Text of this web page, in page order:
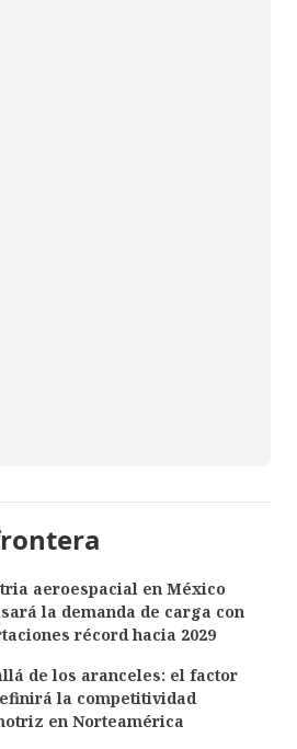
aeroespacial en México
la demanda de carga con
récord hacia 2029
de los aranceles: el factor
la competitividad
en Norteamérica